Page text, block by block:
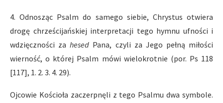
4. Odnosząc Psalm do samego siebie, Chrystus otwiera
drogę chrześcijańskiej interpretacji tego hymnu ufności i
wdzięczności zahesed Pana, czyli za Jego pełną miłości
wierność, o której Psalm mówi wielokrotnie (por. Ps 118
[117], 1. 2. 3. 4. 29).
Ojcowie Kościoła zaczerpnęli z tego Psalmu dwa symbole.